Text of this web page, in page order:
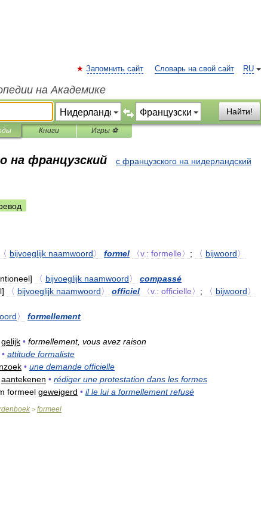
RU
Запомнить сайт Словарь на свой сайт
на Академике
Найти!
Книги Игры ⚽
на французский с французского на нидерландский
〈 bijvoeglijk naamwoord〉 formel 〈v. : formelle〉 ; 〈 bijwoord〉
] 〈 bijvoeglijk naamwoord〉
compassé
] 〈 bijvoeglijk naamwoord〉 officiel 〈v. : officielle〉 ; 〈 bijwoord〉
〉
formellement
gelijk • formellement, vous avez raison
• attitude formaliste
• une demande officielle
aantekenen • rédiger une protestation dans les formes
formeel geweigerd • il le lui a formellement refusé
> formeel